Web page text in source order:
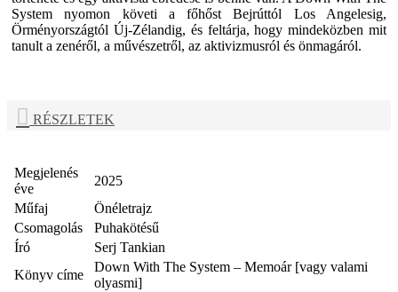
System nyomon követi a főhőst Bejrúttól Los Angelesig,
Örményországtól Új-Zélandig, és feltárja, hogy mindeközben mit
tanult a zenéről, a művészetről, az aktivizmusról és önmagáról.
RÉSZLETEK
Megjelenés
éve
2025
Műfaj
Önéletrajz
Csomagolás
Puhakötésű
Író
Serj Tankian
Könyv címe
Down With The System – Memoár [vagy valami
olyasmi]